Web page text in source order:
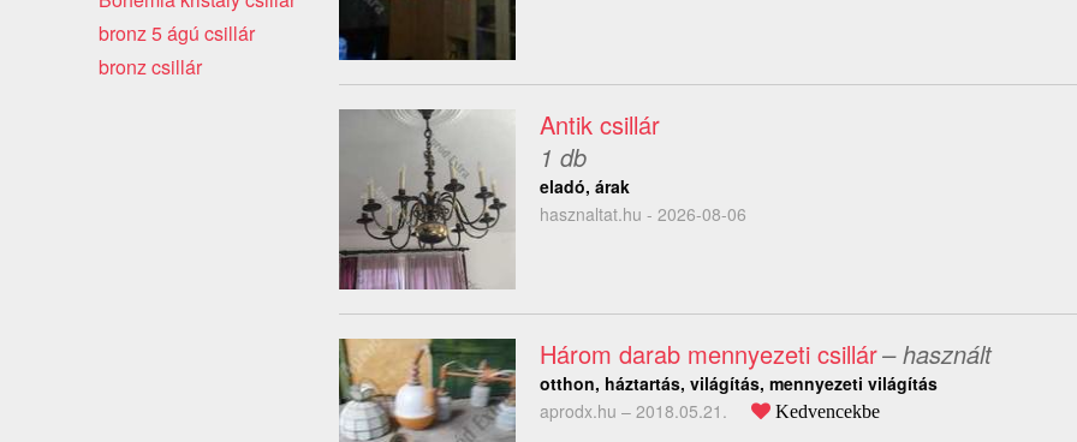
Antik csillár
1 db
eladó, árak
hasznaltat.hu - 2026-08-06
Három darab mennyezeti csillár– használt
otthon, háztartás, világítás, mennyezeti világítás
aprodx.hu – 2018.05.21. Kedvencekbe
bronz 5 ágú csillár
bronz csillár